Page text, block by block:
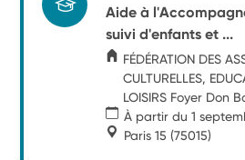
Aide à
suivi d'enfants et ...
FÉDÉRATION DES
CULTURELLES,
LOISIRS Foyer Don
À partir du 1
Paris 15 (75015)